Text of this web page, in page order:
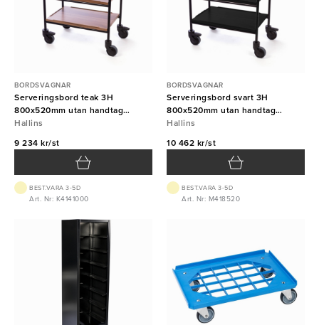
BORDSVAGNAR
Serveringsbord teak 3H
800x520mm utan handtag
Hallins
Hallins
9 234 kr/st
BEST.VARA 3-5D
Art. Nr: K4141000
BORDSVAGNAR
Serveringsbord svart 3H
800x520mm utan handtag
Hallins
Hallins
10 462 kr/st
BEST.VARA 3-5D
Art. Nr: M418520